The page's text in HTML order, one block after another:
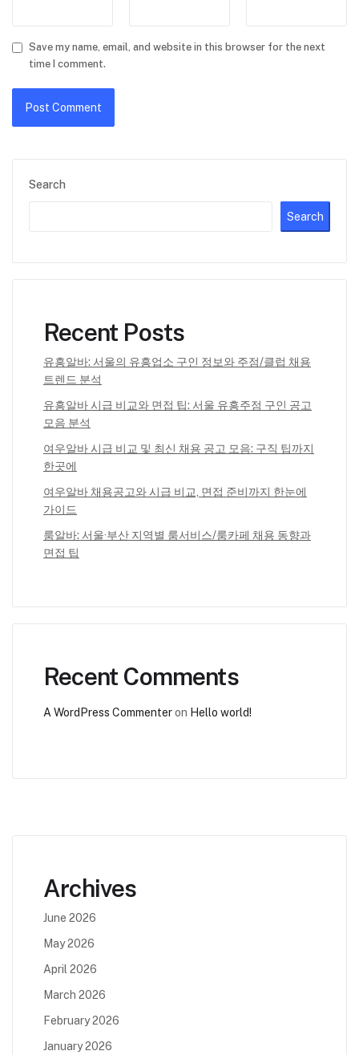
Search
Search
Recent Posts
유흥알바: 서울의 유흥업소 구인 정보와 주점/클럽 채용
트렌드 분석
유흥알바 시급 비교와 면접 팁: 서울 유흥주점 구인 공고
모음 분석
여우알바 시급 비교 및 최신 채용 공고 모음: 구직 팁까지
한곳에
여우알바 채용공고와 시급 비교, 면접 준비까지 한눈에
가이드
룸알바: 서울·부산 지역별 룸서비스/룸카페 채용 동향과
면접 팁
Recent Comments
A WordPress Commenteron Hello world!
Save my name, email, and website in this browser for the next
time I comment.
Archives
June 2026
May 2026
April 2026
March 2026
February 2026
January 2026